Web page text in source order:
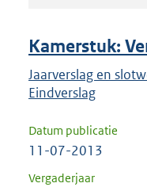
uw
keuze
te
Kamerstuk:
Jaarverslag en
Eindverslag
Datum publicatie
11-07-2013
Vergaderjaar